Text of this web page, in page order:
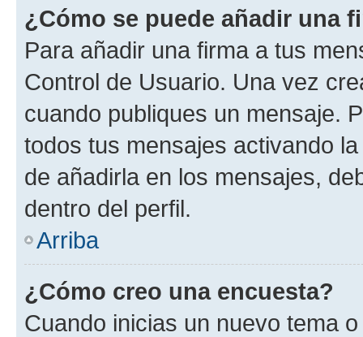
¿Cómo se puede añadir una
Para añadir una firma a tus
Control de Usuario. Una vez
cuando publiques un mensaje.
todos tus mensajes activando
de añadirla en los mensajes,
dentro del perfil.
Arriba
¿Cómo creo una encuesta?
Cuando inicias un nuevo tema